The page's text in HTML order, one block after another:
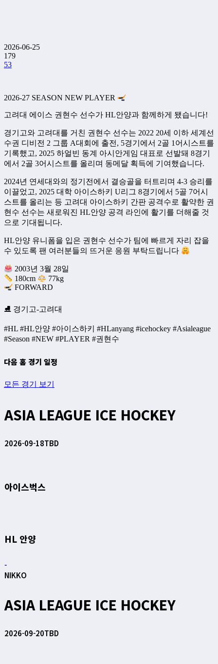
2026-06-25
179
53
2026-27 SEASON NEW PLAYER
고려대 에이스 권현수 선수가 HL안양과 함께하게 됐습니다!
경기고와 고려대를 거친 권현수 선수는 2022 20세 이하 세계선
수권 디비전 2 그룹 A대회에 출전, 5경기에서 2골 1어시스트를
기록했고, 2025 하얼빈 동계 아시안게임 대표로 선발돼 8경기
에서 2골 3어시스트를 올리며 동메달 획득에 기여했습니다.
2024년 연세대와의 정기전에서 결승골을 터트리며 4-3 승리를
이끌었고, 2025 대학 아이스하키 U리그 8경기에서 5골 7어시
스트를 올리는 등 고려대 아이스하키 간판 공격수로 활약한 권
현수 선수는 새로워진 HL안양 공격 라인에 활기를 더해줄 것
으로 기대됩니다.
HL안양 유니폼을 입은 권현수 선수가 팀에 빠르게 자리 잡을
수 있도록 팬 여러분들의 뜨거운 응원 부탁드립니다
2003년 3월 28일
180cm
77kg
FORWARD
⛸ 경기고-고려대
#HL #HL안양 #아이스하키 #HLanyang #icehockey #Asialeague
#Season #NEW #PLAYER #권현수
다음 홈 경기 일정
모든 경기 보기
ASIA LEAGUE ICE HOCKEY
2026-09-18TBD
아이스벅스
HL 안양
-
NIKKO
ASIA LEAGUE ICE HOCKEY
2026-09-20TBD